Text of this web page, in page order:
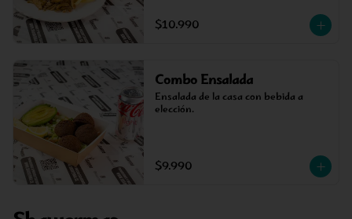
$10.990
Combo Ensalada
Ensalada de la casa con bebida a
elección.
$9.990